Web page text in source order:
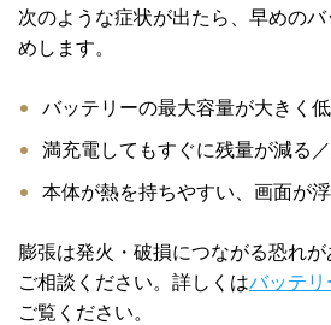
次のような症状が出たら、早めの
めします。
バッテリーの最大容量が大きく
満充電してもすぐに残量が減る
本体が熱を持ちやすい、画面が浮
膨張は発火・破損につながる恐れ
ご相談ください。詳しくはバッテリ
ご覧ください。